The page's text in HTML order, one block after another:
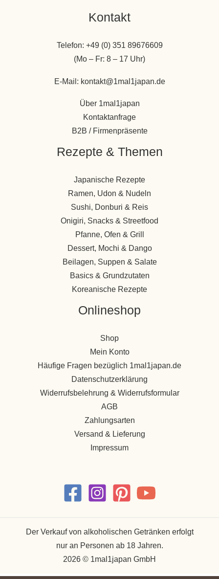
Kontakt
Telefon: +49 (0) 351 89676609
(Mo – Fr: 8 – 17 Uhr)
E-Mail: kontakt@1mal1japan.de
Über 1mal1japan
Kontaktanfrage
B2B / Firmenpräsente
Rezepte & Themen
Japanische Rezepte
Ramen, Udon & Nudeln
Sushi, Donburi & Reis
Onigiri, Snacks & Streetfood
Pfanne, Ofen & Grill
Dessert, Mochi & Dango
Beilagen, Suppen & Salate
Basics & Grundzutaten
Koreanische Rezepte
Onlineshop
Shop
Mein Konto
Häufige Fragen bezüglich 1mal1japan.de
Datenschutzerklärung
Widerrufsbelehrung & Widerrufsformular
AGB
Zahlungsarten
Versand & Lieferung
Impressum
Der Verkauf von alkoholischen Getränken erfolgt
nur an Personen ab 18 Jahren.
2026 © 1mal1japan GmbH